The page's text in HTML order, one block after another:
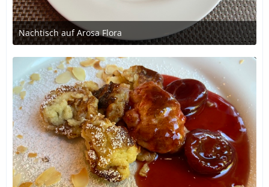
Nachtisch auf Arosa Flora
2. Juli 2020 um 20:46